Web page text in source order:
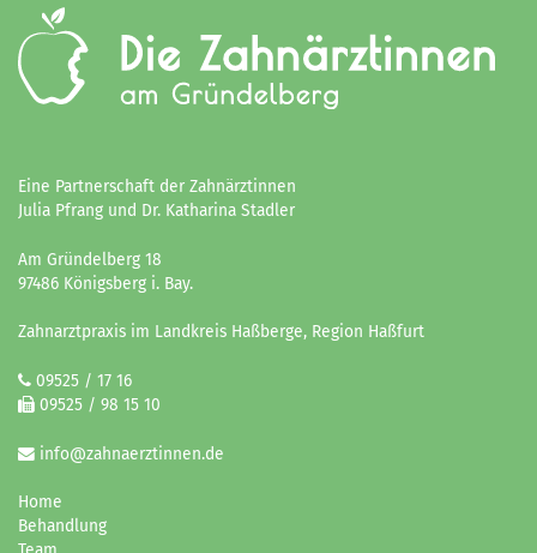
Eine Partnerschaft der Zahnärztinnen
Julia Pfrang und Dr. Katharina Stadler
Am Gründelberg 18
97486 Königsberg i. Bay.
Zahnarztpraxis im Landkreis Haßberge, Region Haßfurt
09525 / 17 16
09525 / 98 15 10
info@zahnaerztinnen.de
Home
Behandlung